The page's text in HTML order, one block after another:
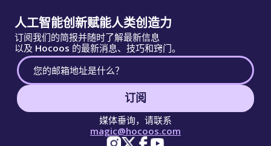
人工智能创新赋能人类创造力
订阅我们的简报并随时了解最新信息
以及 Hocoos 的最新消息、技巧和窍门。
订阅
媒体垂询，请联系
magic@hocoos.com